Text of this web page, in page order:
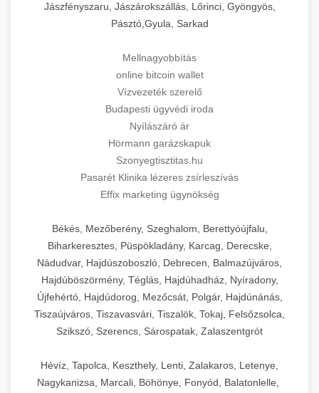
Jászfényszaru, Jászárokszállás, Lőrinci, Gyöngyös,
Pásztó,Gyula, Sarkad
Mellnagyobbítás
online bitcoin wallet
Vízvezeték szerelő
Budapesti ügyvédi iroda
Nyílászáró ár
Hörmann garázskapuk
Szonyegtisztitas.hu
Pasarét Klinika lézeres zsírleszívás
Effix marketing ügynökség
Békés, Mezőberény, Szeghalom, Berettyóújfalu,
Biharkeresztes, Püspökladány, Karcag, Derecske,
Nádudvar, Hajdúszoboszló, Debrecen, Balmazújváros,
Hajdúböszörmény, Téglás, Hajdúhadház, Nyíradony,
Újfehértó, Hajdúdorog, Mezőcsát, Polgár, Hajdúnánás,
Tiszaújváros, Tiszavasvári, Tiszalök, Tokaj, Felsőzsolca,
Szikszó, Szerencs, Sárospatak, Zalaszentgrót
Hévíz, Tapolca, Keszthely, Lenti, Zalakaros, Letenye,
Nagykanizsa, Marcali, Böhönye, Fonyód, Balatonlelle,